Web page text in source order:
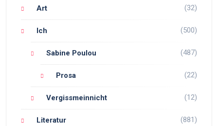
Art (32)
Ich (500)
Sabine Poulou (487)
Prosa (22)
Vergissmeinnicht (12)
Literatur (881)